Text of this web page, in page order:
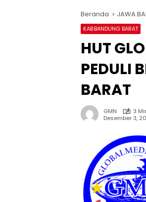
Beranda JAWA
KAB.BANDUNG BARAT
HUT
PEDULI
BARAT
GMN
3
Desember 3,